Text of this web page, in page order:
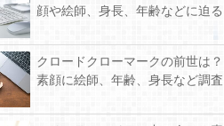
顔や絵師、身長、年齢などに迫る
クロードクローマークの前世は？
素顔に絵師、年齢、身長など調査